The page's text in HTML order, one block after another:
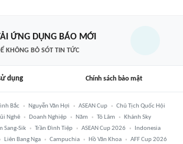
ỨNG DỤNG BÁO MỚI
KHÔNG BỎ SÓT TIN TỨC
dụng Chính sách bảo mật
Bắc Nguyễn Văn Hợi ASEAN Cup
Chủ Tịch Quốc Hội
Nghê Doanh Nghiệp Năm Tô Lâm
Khánh Sky
Sang-Sik Trần Đình Tiệp ASEAN Cup 2026
Indonesia
Liên Bang Nga Campuchia Hồ Văn Khoa
AFF Cup 2026